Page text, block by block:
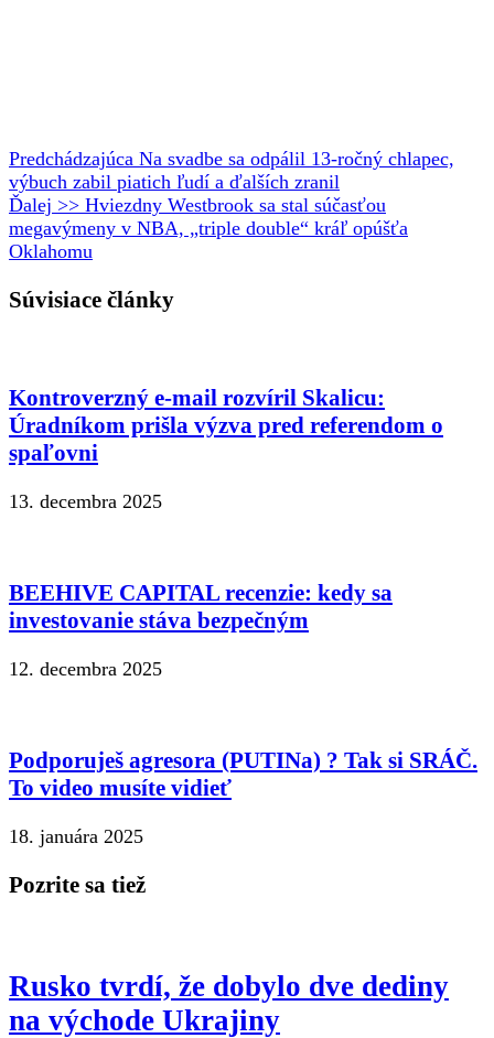
Predchádzajúca Na svadbe sa odpálil 13-ročný chlapec,
výbuch zabil piatich ľudí a ďalších zranil
Ďalej >> Hviezdny Westbrook sa stal súčasťou
megavýmeny v NBA, „triple double“ kráľ opúšťa
Oklahomu
Súvisiace články
Kontroverzný e-mail rozvíril Skalicu:
Úradníkom prišla výzva pred referendom o
spaľovni
13. decembra 2025
BEEHIVE CAPITAL recenzie: kedy sa
investovanie stáva bezpečným
12. decembra 2025
Podporuješ agresora (PUTINa) ? Tak si SRÁČ.
To video musíte vidieť
18. januára 2025
Pozrite sa tiež
Rusko tvrdí, že dobylo dve dediny
na východe Ukrajiny